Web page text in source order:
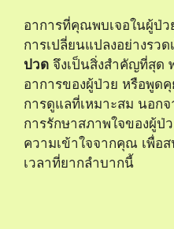
อาการที่คุณพบเจอในผู้ป่ว
การเปลี่ยนแปลงอย่างรวด
ปวด จึงเป็นสิ่งสำคัญที่สุด
อาการของผู้ป่วย หรือพูด
การดูแลที่เหมาะสม นอก
การรักษาสภาพใจของผู้ป่
ความเข้าใจจากคุณ เพื่อ
เวลาที่ยากลำบากนี้